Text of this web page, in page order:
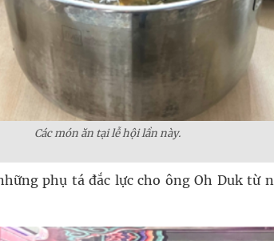
Các món ăn tại lễ hội lần này.
phụ tá đắc lực cho ông Oh Duk từ